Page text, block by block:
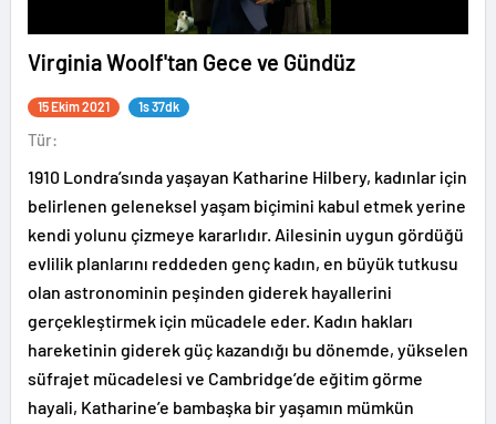
Virginia Woolf'tan Gece ve Gündüz
15 Ekim 2021 1s 37dk
Tür:
1910 Londra’sında yaşayan Katharine Hilbery, kadınlar için
belirlenen geleneksel yaşam biçimini kabul etmek yerine
kendi yolunu çizmeye kararlıdır. Ailesinin uygun gördüğü
evlilik planlarını reddeden genç kadın, en büyük tutkusu
olan astronominin peşinden giderek hayallerini
gerçekleştirmek için mücadele eder. Kadın hakları
hareketinin giderek güç kazandığı bu dönemde, yükselen
süfrajet mücadelesi ve Cambridge’de eğitim görme
hayali, Katharine’e bambaşka bir yaşamın mümkün